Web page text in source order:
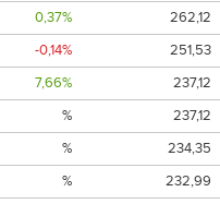
0,37%
262,12
-0,14%
251,53
7,66%
237,12
%
237,12
%
234,35
%
232,99